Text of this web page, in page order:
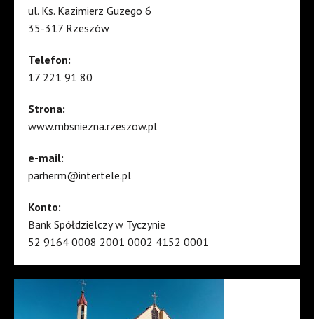
ul. Ks. Kazimierz Guzego 6
35-317 Rzeszów
Telefon:
17 221 91 80
Strona:
www.mbsniezna.rzeszow.pl
e-mail:
parherm@intertele.pl
Konto:
Bank Spółdzielczy w Tyczynie
52 9164 0008 2001 0002 4152 0001